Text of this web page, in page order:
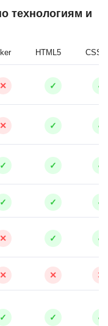
технологиям и
HTML5 CSS3
✕ ✓ ✓
✕ ✓ ✓
✓ ✓ ✓
✓ ✓ ✓
✕ ✓ ✓
✕ ✕ ✕
✓ ✓ ✓